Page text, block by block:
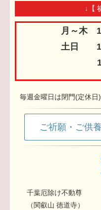
↓【
月～木
土日 11
毎週金曜日は閉門(定休日)
ご祈願・ご供
千葉厄除け不動尊
（関叡山 徳道寺）